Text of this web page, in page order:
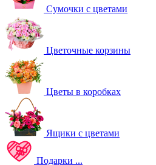
Сумочки с цветами
Цветочные корзины
Цветы в коробках
Ящики с цветами
Подарки ...